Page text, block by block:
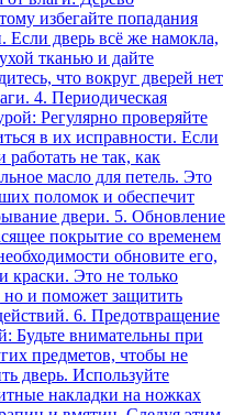
избегайте попадания
Если дверь всё же намокла,
тканью и дайте
что вокруг дверей нет
4. Периодическая
Регулярно проверяйте
в их исправности. Если
не так, как
масло для петель. Это
поломок и обеспечит
двери. 5. Обновление
покрытие со временем
обновите его,
краски. Это не только
и поможет защитить
6. Предотвращение
Будьте внимательны при
предметов, чтобы не
дверь. Используйте
накладки на ножках